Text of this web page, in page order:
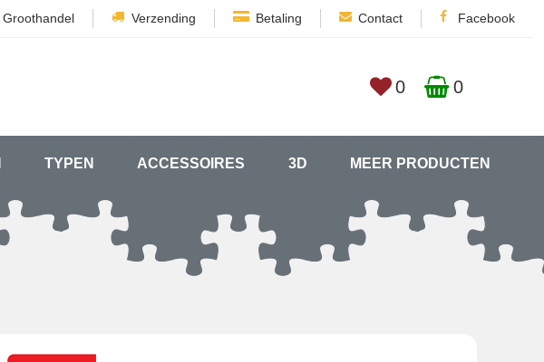
Groothandel Verzending Betaling Contact Facebook
0 0
TYPEN ACCESSOIRES 3D MEER PRODUCTEN